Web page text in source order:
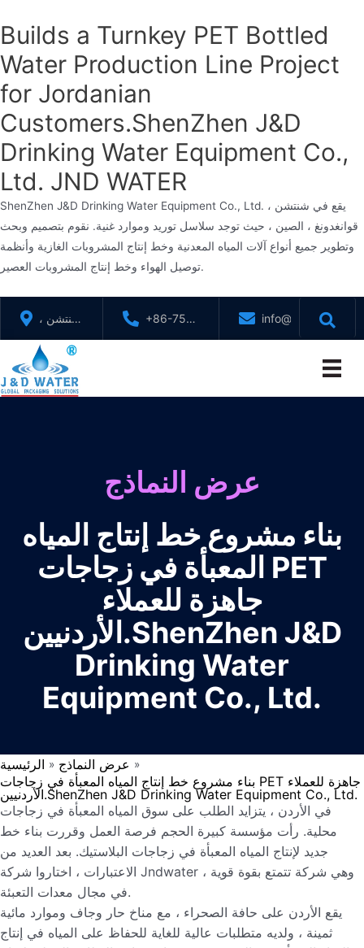
Builds a Turnkey PET Bottled
Water Production Line Project
for Jordanian
Customers.ShenZhen J&D
Drinking Water Equipment Co.,
Ltd. JND WATER
ShenZhen J&D Drinking Water Equipment Co., Ltd. يقع في شنتشن ،
قوانغدونغ ، الصين ، حيث توجد سلاسل توريد وموارد غنية. نقوم بتصميم وبحث
وتطوير جميع أنواع آلات المياه المعدنية وخط إنتاج المشروبات الغازية وأنظمة
توصيل الهواء وخط إنتاج المشروبات العصير.
شنتشن ،
قوانغدونغ
، الصين
+86-755-
88321071
info@jndwater.com
عرض النماذج
بناء مشروع خط إنتاج المياه
المعبأة في زجاجات PET
جاهزة للعملاء
الأردنيين.ShenZhen J&D
Drinking Water
Equipment Co., Ltd.
الرئيسية » عرض النماذج »
بناء مشروع خط إنتاج المياه المعبأة في زجاجات PET جاهزة للعملاء
الأردنيين.ShenZhen J&D Drinking Water Equipment Co., Ltd.
في الأردن ، يتزايد الطلب على سوق المياه المعبأة في زجاجات
محلية. رأت مؤسسة كبيرة الحجم فرصة العمل وقررت بناء خط
جديد لإنتاج المياه المعبأة في زجاجات البلاستيك. بعد العديد من
الاعتبارات ، اختاروا شركة Jndwater ، وهي شركة تتمتع بقوة قوية
في مجال معدات التعبئة.
يقع الأردن على حافة الصحراء ، مع مناخ حار وجاف وموارد مائية
ثمينة ، ولديه متطلبات عالية للغاية للحفاظ على المياه في إنتاج